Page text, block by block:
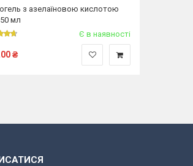
з азелаїновою кислотою
мл
Є в наявності
₴